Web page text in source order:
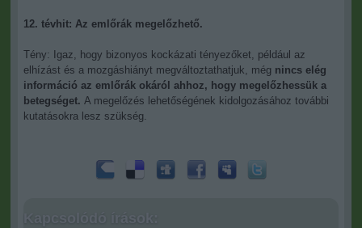
12. tévhit: Az emlőrák megelőzhető.
Tény: Igaz, hogy bizonyos kockázati tényezőket, például az
elhízást és a mozgáshiányt megváltoztathatjuk, még nincs elég
információ az emlőrák okáról ahhoz, hogy megelőzhessük a
betegséget. A megelőzés lehetőségének kidolgozásához további
kutatásokra lesz szükség.
Kapcsolódó írások: